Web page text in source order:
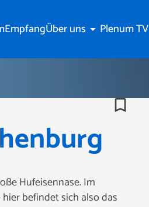
EmpfangÜber uns arrow_drop_down Plenum TV
bookmark_border
Hufeisennase. Im
befindet sich also das